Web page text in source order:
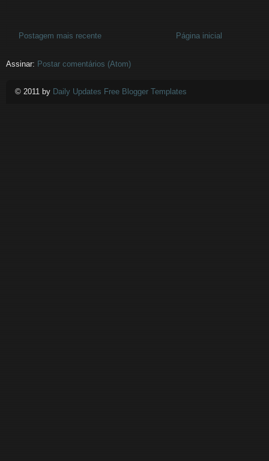
Postagem mais recente Página inicial
Assinar: Postar comentários (Atom)
© 2011 by Daily Updates Free Blogger Templates